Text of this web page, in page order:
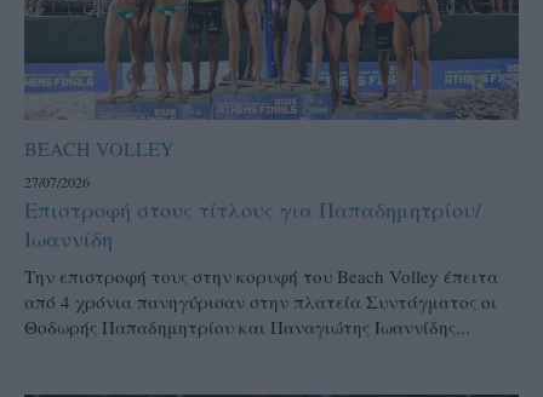
BEACH VOLLEY
27/07/2026
Επιστροφή στους τίτλους για Παπαδημητρίου/
Ιωαννίδη
Την επιστροφή τους στην κορυφή του Beach Volley έπειτα
από 4 χρόνια πανηγύρισαν στην πλατεία Συντάγματος οι
Θοδωρής Παπαδημητρίου και Παναγιώτης Ιωαννίδης...